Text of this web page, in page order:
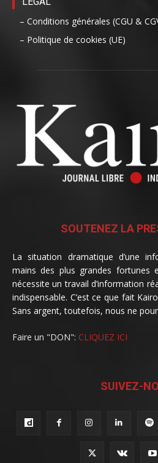
– Conditions générales (CGU &
– Politique de cookies (UE)
SOUTENEZ LA
La situation dramatique d’une
mains des plus grandes fortunes
nécessite un travail d’information
indispensable. C’est ce que fait
Sans argent, toutefois, nous ne
Faire un "DON": CLIQUEZ ICI
SUIVEZ-